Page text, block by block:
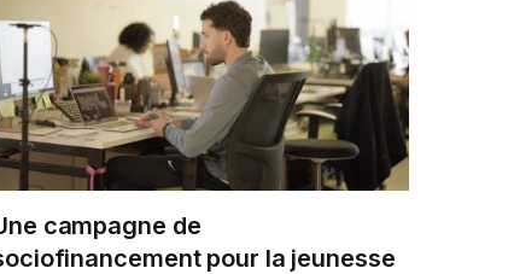
campagne de
pour la jeunesse